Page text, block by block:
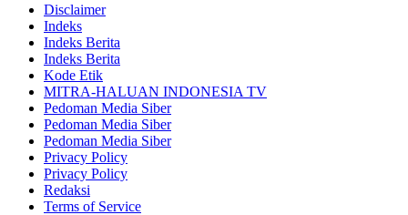
Disclaimer
Indeks
Indeks Berita
Indeks Berita
Kode Etik
MITRA-HALUAN INDONESIA TV
Pedoman Media Siber
Pedoman Media Siber
Pedoman Media Siber
Privacy Policy
Privacy Policy
Redaksi
Terms of Service